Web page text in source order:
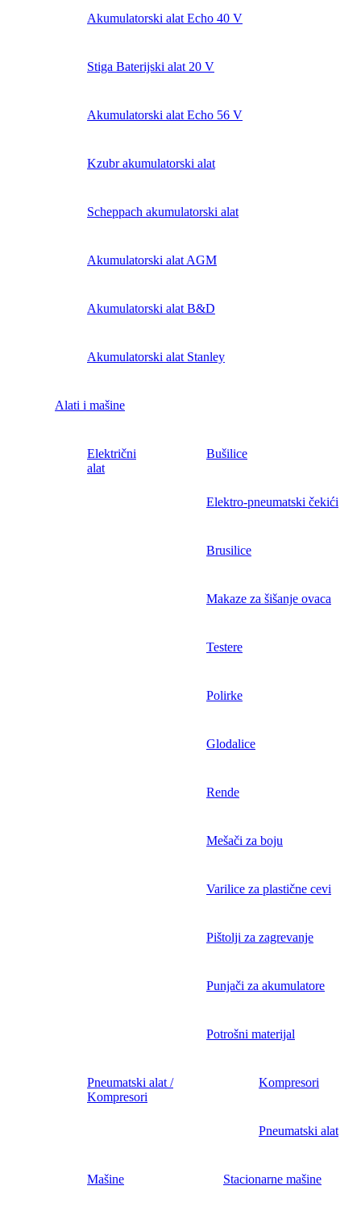
Akumulatorski alat Echo 40 V
Stiga Baterijski alat 20 V
Akumulatorski alat Echo 56 V
Kzubr akumulatorski alat
Scheppach akumulatorski alat
Akumulatorski alat AGM
Akumulatorski alat B&D
Akumulatorski alat Stanley
Alati i mašine
Električni
alat
Bušilice
Elektro-pneumatski čekići
Brusilice
Makaze za šišanje ovaca
Testere
Polirke
Glodalice
Rende
Mešači za boju
Varilice za plastične cevi
Pištolji za zagrevanje
Punjači za akumulatore
Potrošni materijal
Pneumatski alat /
Kompresori
Kompresori
Pneumatski alat
Mašine Stacionarne mašine